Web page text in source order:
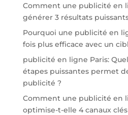
Comment une publicité en
générer 3 résultats
Pourquoi une publicité en
fois plus efficace avec un
publicité en ligne Paris:
étapes puissantes permet
publicité ?
Comment une publicité en
optimise-t-elle 4 canaux